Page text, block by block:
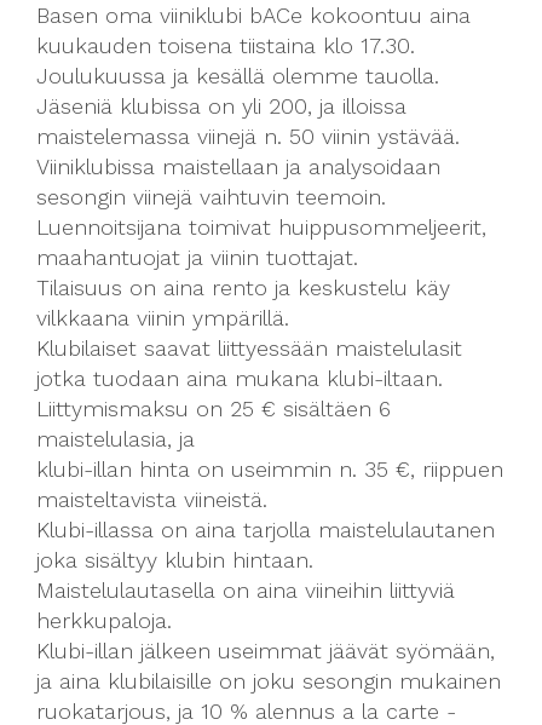
Basen oma viiniklubi bACe kokoontuu aina
kuukauden toisena tiistaina klo 17.30.
Joulukuussa ja kesällä olemme tauolla.
Jäseniä klubissa on yli 200, ja illoissa
maistelemassa viinejä n. 50 viinin ystävää.
Viiniklubissa maistellaan ja analysoidaan
sesongin viinejä vaihtuvin teemoin.
Luennoitsijana toimivat huippusommeljeerit,
maahantuojat ja viinin tuottajat.
Tilaisuus on aina rento ja keskustelu käy
vilkkaana viinin ympärillä.
Klubilaiset saavat liittyessään maistelulasit
jotka tuodaan aina mukana klubi-iltaan.
Liittymismaksu on 25 € sisältäen 6
maistelulasia, ja
klubi-illan hinta on useimmin n. 35 €, riippuen
maisteltavista viineistä.
Klubi-illassa on aina tarjolla maistelulautanen
joka sisältyy klubin hintaan.
Maistelulautasella on aina viineihin liittyviä
herkkupaloja.
Klubi-illan jälkeen useimmat jäävät syömään,
ja aina klubilaisille on joku sesongin mukainen
ruokatarjous, ja 10 % alennus a la carte -